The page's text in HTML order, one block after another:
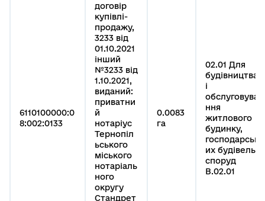
6110100000:0
8:002:0133
договір
купівлі-
продажу,
3233 від
01.10.2021
інший
№3233 від
1.10.2021,
виданий:
приватни
й
нотаріус
Тернопіл
ьського
міського
нотаріаль
ного
округу
Стандрет
0.0083
га
02.01 Для
будівництва
і
обслуговува
ння
житлового
будинку,
господарськ
их будівель і
споруд
B.02.01